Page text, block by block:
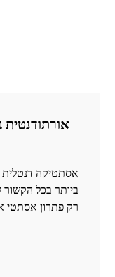
אסתטיקה
ביותר בכל הקשור
רק פתרון